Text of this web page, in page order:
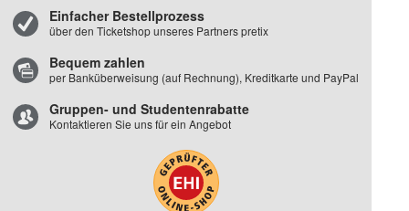
Einfacher Bestellprozess
über den Ticketshop unseres Partners pretix
Bequem zahlen
per Banküberweisung (auf Rechnung), Kreditkarte und PayPal
Gruppen- und Studentenrabatte
Kontaktieren Sie uns für ein Angebot